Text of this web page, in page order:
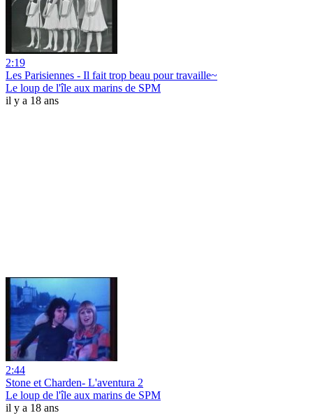
2:19
Les Parisiennes - Il fait trop beau pour travaille~
Le loup de l'île aux marins de SPM
il y a 18 ans
2:44
Stone et Charden- L'aventura 2
Le loup de l'île aux marins de SPM
il y a 18 ans